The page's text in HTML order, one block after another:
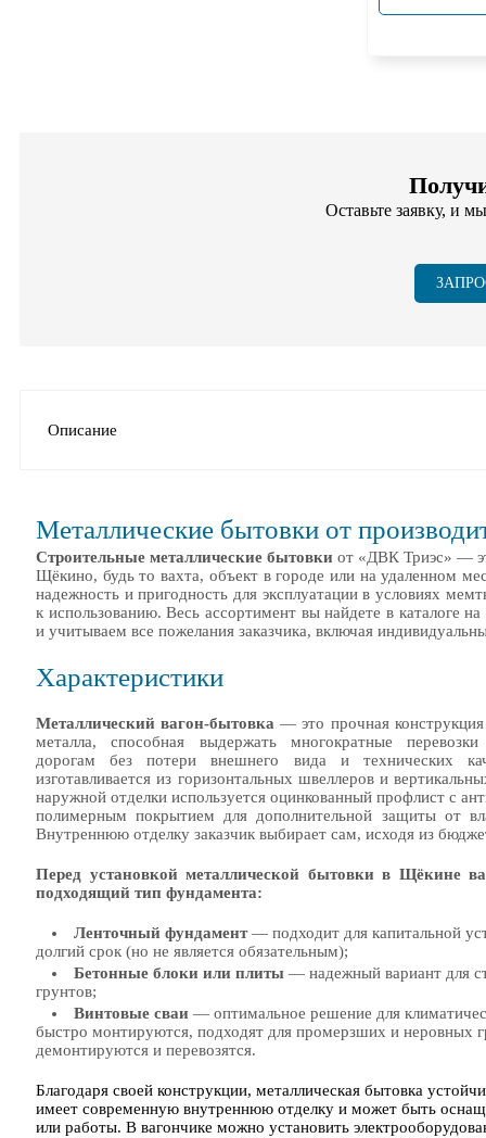
Оставьте заявку, и
Описание
Металлические бытовки от
Строительные металлические бытовки от «ДВК Триэс» —
Щёкино, будь то вахта, объект в городе или на удаленном
надежность и пригодность для эксплуатации в условиях
к использованию. Весь ассортимент вы найдете в каталоге
и учитываем все пожелания заказчика, включая
Характеристики
Металлический вагон-бытовка — это прочная
металла, способная выдержать многократные
дорогам без потери внешнего вида и технических
изготавливается из горизонтальных швеллеров и
наружной отделки используется оцинкованный профлист с
полимерным покрытием для дополнительной защиты от
Внутреннюю отделку заказчик выбирает сам, исходя из
Перед установкой металлической бытовки в Щёкине
подходящий тип фундамента:
Ленточный фундамент— подходит для капитальной
долгий срок (но не является обязательным);
Бетонные блоки или плиты — надежный вариант для
грунтов;
Винтовые сваи — оптимальное решение для
быстро монтируются, подходят для промерзших и неровных
демонтируются и перевозятся.
Благодаря своей конструкции, металлическая бытовка
имеет современную внутреннюю отделку и может быть
или работы. В вагончике можно установить